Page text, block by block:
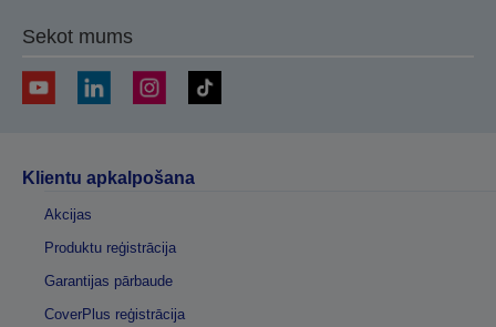
Sekot mums
Klientu apkalpošana
Akcijas
Produktu reģistrācija
Garantijas pārbaude
CoverPlus reģistrācija